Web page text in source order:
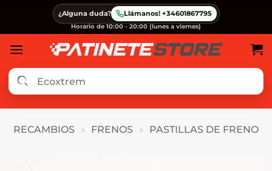
contenido
¿Alguna duda? Llámanos! +34601867795
Horario de 10:00 - 20:00 (lunes a viernes)
RECAMBIOS » FRENOS » PASTILLAS DE FRENO